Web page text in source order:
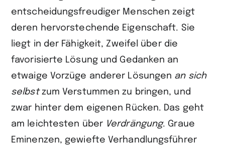
entscheidungsfreudiger Menschen zeigt
deren hervor­stechende Eigenschaft. Sie
liegt in der Fähigkeit, Zweifel über die
favorisierte Lösung und Gedanken an
etwaige Vorzüge anderer Lösungen an sich
selbstzum Verstummen zu bringen, und
zwar hinter dem eigenen Rücken. Das geht
am leichtesten über Verdrängung. Graue
Eminenzen, gewiefte Verhandlungsführer